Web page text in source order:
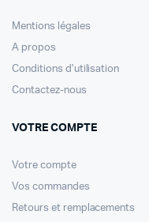
Mentions légales
A propos
Conditions d’utilisation
Contactez-nous
VOTRE COMPTE
Votre compte
Vos commandes
Retours et remplacements